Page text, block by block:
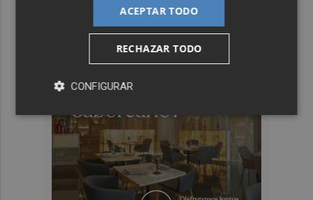
ACEPTAR TODO
RECHAZAR TODO
CONFIGURAR